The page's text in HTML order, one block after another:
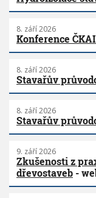
8. září 2026
Konference
8. září 2026
Stavařův
8. září 2026
Stavařův
9. září 2026
Zkušenosti z
dřevostaveb -